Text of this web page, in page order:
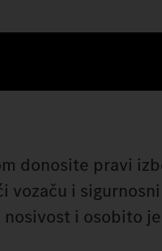
donosite pravi
i
i osobito